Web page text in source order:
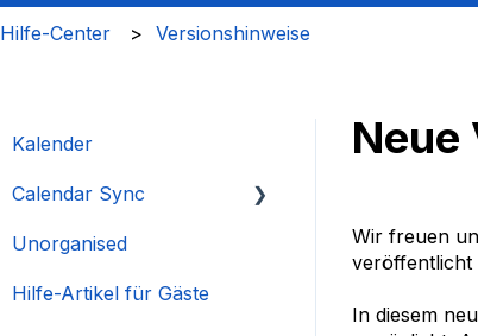
Hilfe-Center Versionshinweise
Neue
Wir freuen
veröffentlicht
In diesem
Kalender
Calendar Sync
Importieren beliebter
Unorganised
Hilfe-Artikel für Gäste